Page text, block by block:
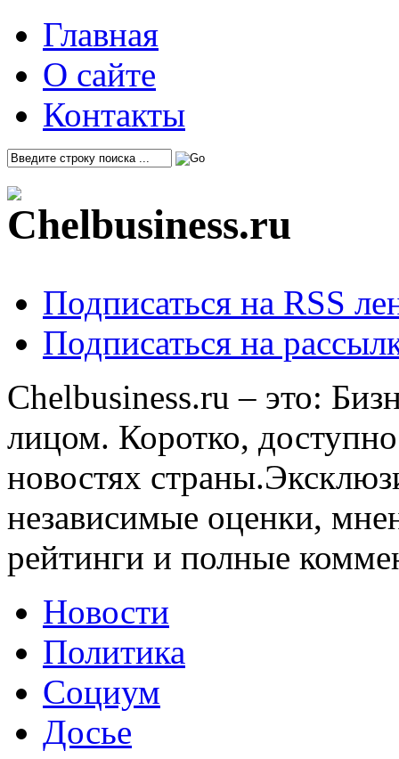
Главная
О сайте
Контакты
Подписаться на RSS
Подписаться на
Chelbusiness.ru – это:
лицом. Коротко,
новостях
независимые оценки,
рейтинги и полные
Новости
Политика
Социум
Досье